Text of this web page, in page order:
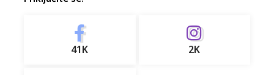
41K 2K